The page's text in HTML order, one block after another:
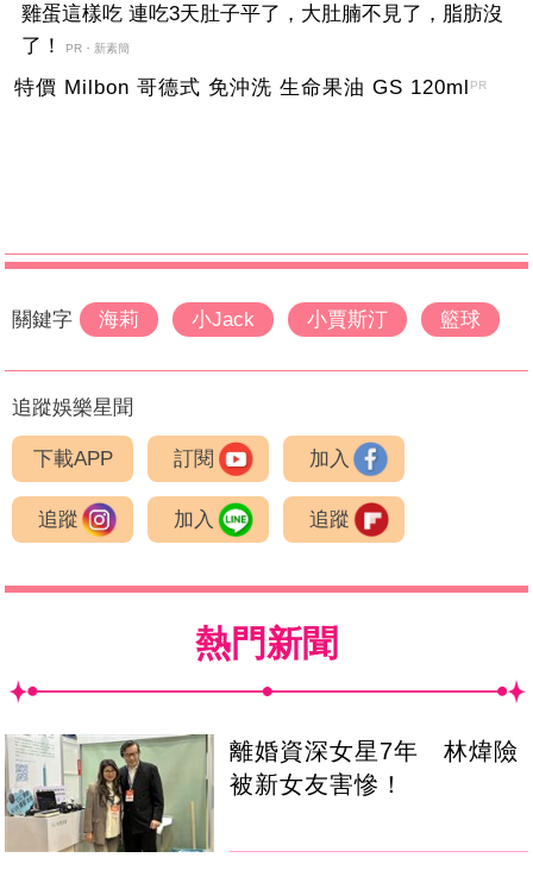
雞蛋這樣吃 連吃3天肚子平了，大肚腩不見了，脂肪沒
了！
PR・新素簡
特價 Milbon 哥德式 免沖洗 生命果油 GS 120ml PR
關鍵字 海莉 小Jack 小賈斯汀 籃球
追蹤娛樂星聞
下載APP 訂閱 加入
追蹤 加入 追蹤
熱門新聞
離婚資深女星7年 林煒險
被新女友害慘！